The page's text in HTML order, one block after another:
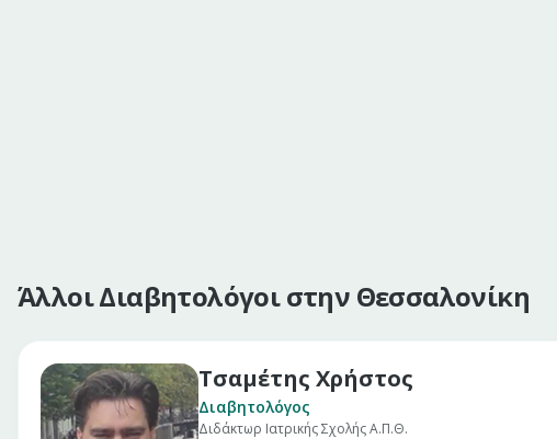
Άλλοι Διαβητολόγοι στην Θεσσαλονίκη
Τσαμέτης Χρήστος
Διαβητολόγος
Διδάκτωρ Ιατρικής Σχολής Α.Π.Θ.